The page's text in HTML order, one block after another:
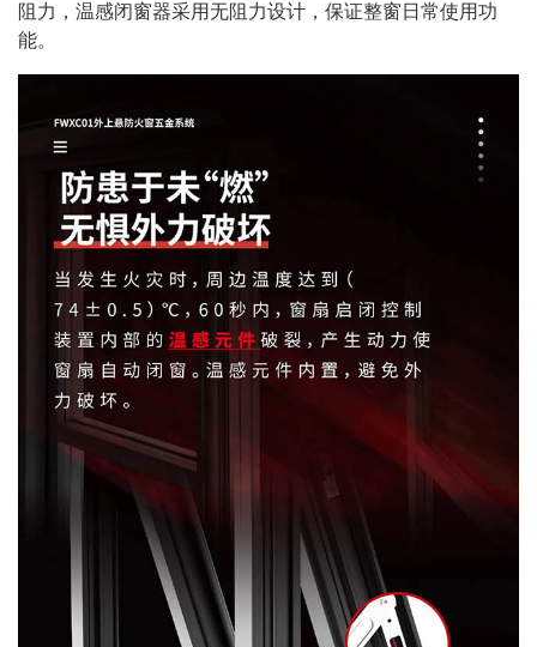
阻力，温感闭窗器采用无阻力设计，保证整窗日常使用功
能。